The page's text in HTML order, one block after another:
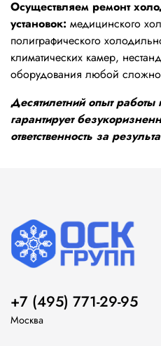
Осуществляем ремонт
установок: медицинского
полиграфического
климатических камер,
оборудования любой
Десятилетний опыт работы
гарантирует
ответственность за
+7 (495) 771-29-95
Москва